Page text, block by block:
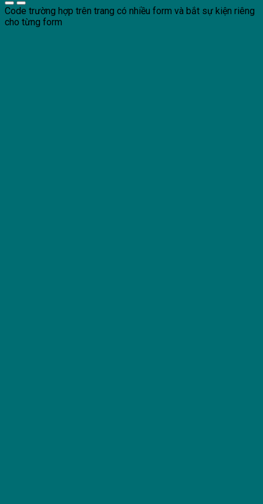
Code trường hợp trên trang có nhiều form và bắt sự kiện riêng
cho từng form